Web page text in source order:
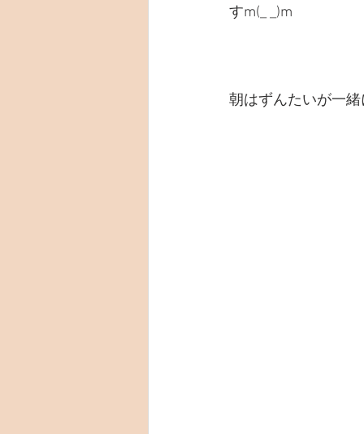
すm(_ _)m
朝はずんたいが一緒